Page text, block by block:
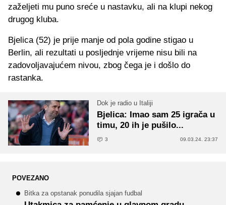
zaželjeti mu puno sreće u nastavku, ali na klupi nekog
drugog kluba.
Bjelica (52) je prije manje od pola godine stigao u
Berlin, ali rezultati u posljednje vrijeme nisu bili na
zadovoljavajućem nivou, zbog čega je i došlo do
rastanka.
Dok je radio u Italiji
Bjelica: Imao sam 25 igrača u
timu, 20 ih je pušilo...
3 09.03.24. 23:37
POVEZANO
Bitka za opstanak ponudila sjajan fudbal